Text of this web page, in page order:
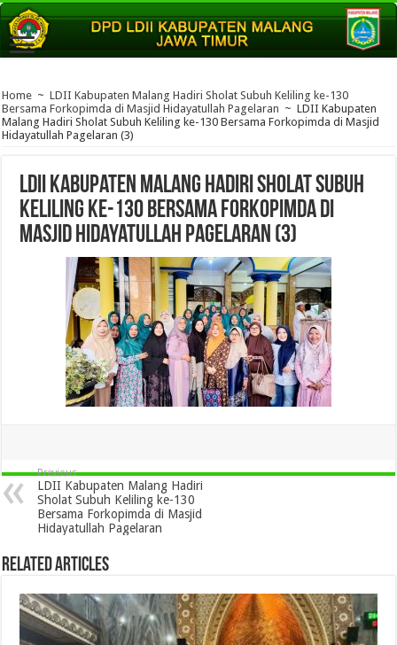
Home ~ LDII Kabupaten Malang Hadiri Sholat Subuh Keliling ke-130
Bersama Forkopimda di Masjid Hidayatullah Pagelaran ~ LDII Kabupaten
Malang Hadiri Sholat Subuh Keliling ke-130 Bersama Forkopimda di Masjid
Hidayatullah Pagelaran (3)
LDII Kabupaten Malang Hadiri Sholat Subuh
Keliling ke-130 Bersama Forkopimda di
Masjid Hidayatullah Pagelaran (3)
Previous
LDII Kabupaten Malang Hadiri
Sholat Subuh Keliling ke-130
Bersama Forkopimda di Masjid
Hidayatullah Pagelaran
Related Articles